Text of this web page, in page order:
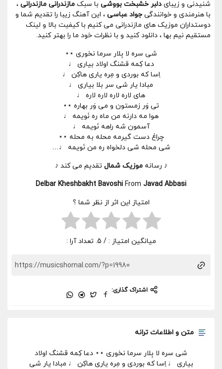
شنیدنی و زیبای دلبر خشبخت بووشی با سبک مازندرانی مازندرانی ،
با هنرمندی و خوانندگی جواد عباسی ، این آهنگ زیبا را تقدیم شما و
دوستداران موزیک های مازندرانی می کنیم با کیفیت بالا و لینک
مستقیم نیم بها ، دانلود کنید و با نظرات خود ما را بهتر کنید.
شی سره لا بِلار سرما نخوری ⋆⋆
دعا کِمه قشنگ اولاد بیاری ♩
اِسا که بوردی و مِره یاری هاکِن ♩
مبادا یار شی سر بلا بیاری ♩
های لاره لاره لاره لاره ♩
تی وَر زمستون و می وَر بهاره ⋆⋆
هوا مه دارنه من ماه ره نَویمه ♩
آسمون شه راهه نَویمه ♩
چراغ دست گیرمه محله به محله ⋆⋆
شی محله شی دلخواه ره من نَویمه ♩…
♪ رسانهموزیک شمال تقدیم می کند ♪
Delbar Kheshbakht Bavoshi From Javad Abbasi
امتیاز این اثر از نظر شما ؟
میانگین امتیاز : / 5. تعداد آرا :
اشتراک گذاری:
متن و اطلاعات ترانه
شی سره لا بِلار سرما نخوری ⋆⋆ دعا کِمه قشنگ اولاد
بیاری ♩ اِسا که بوردی و مِره یاری هاکِن ♩ مبادا یار شی